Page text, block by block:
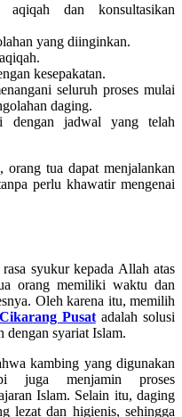
aqiqah dan konsultasikan
yang diinginkan.
kesepakatan.
seluruh proses mulai
daging.
dengan jadwal yang telah
tua dapat menjalankan
perlu khawatir mengenai
syukur kepada Allah atas
orang memiliki waktu dan
Oleh karena itu, memilih
Pusatadalah solusi
dengan syariat Islam.
kambing yang digunakan
juga menjamin proses
Islam. Selain itu, daging
lezat dan higienis, sehingga